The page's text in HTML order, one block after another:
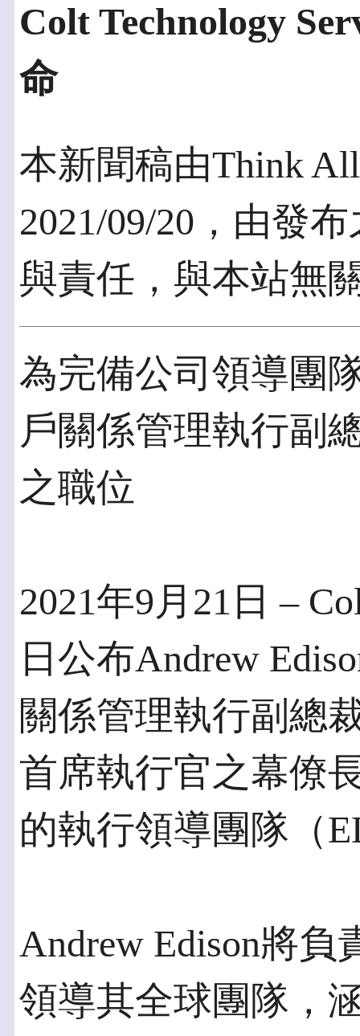
Colt Technology
命
本新聞稿由Think
2021/09/20，由發
與責任，與本站無
為完備公司領導團
戶關係管理執行副
之職位
2021年9月21日 –
日公布Andrew
關係管理執行副總
首席執行官之幕僚
的執行領導團隊（
Andrew Edison將
領導其全球團隊，